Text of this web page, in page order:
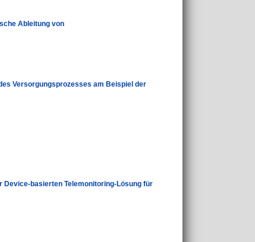
Ableitung von
Versorgungsprozesses am Beispiel der
Device-basierten Telemonitoring-Lösung für